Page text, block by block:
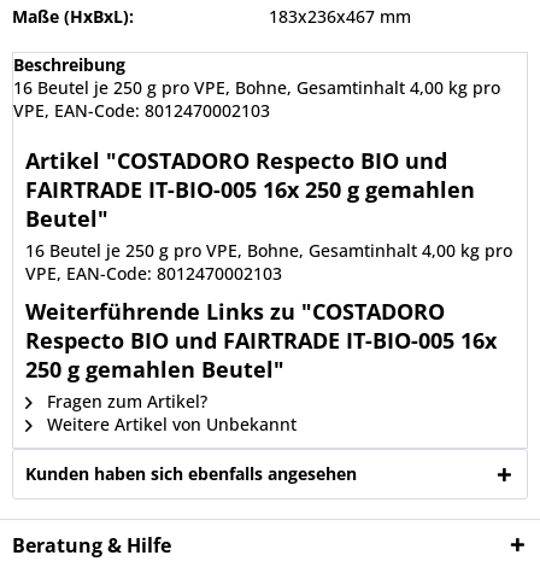
Maße (HxBxL):
183x236x467 mm
Beschreibung
16 Beutel je 250 g pro VPE, Bohne, Gesamtinhalt 4,00 kg pro
VPE, EAN-Code: 8012470002103
Artikel "COSTADORO Respecto BIO und
FAIRTRADE IT-BIO-005 16x 250 g gemahlen
Beutel"
16 Beutel je 250 g pro VPE, Bohne, Gesamtinhalt 4,00 kg pro
VPE, EAN-Code: 8012470002103
Weiterführende Links zu "COSTADORO
Respecto BIO und FAIRTRADE IT-BIO-005 16x
250 g gemahlen Beutel"
Fragen zum Artikel?
Weitere Artikel von Unbekannt
Kunden haben sich ebenfalls angesehen
Beratung & Hilfe